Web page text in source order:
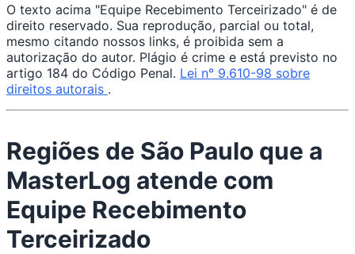
O texto acima "Equipe Recebimento Terceirizado" é de
direito reservado. Sua reprodução, parcial ou total,
mesmo citando nossos links, é proibida sem a
autorização do autor. Plágio é crime e está previsto no
artigo 184 do Código Penal. Lei n° 9.610-98 sobre
direitos autorais .
Regiões de São Paulo que a
MasterLog atende com
Equipe Recebimento
Terceirizado